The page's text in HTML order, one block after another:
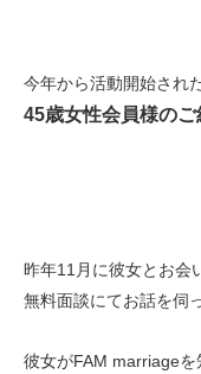
今年から活動開始され
45歳女性会員様のご
昨年11月に彼女とお会
無料面談にてお話を伺
彼女がFAM marriageを